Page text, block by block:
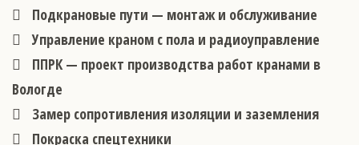
Подкрановые пути — монтаж и обслуживание
Управление краном с пола и радиоуправление
ППРК — проект производства работ кранами в
Вологде
Замер сопротивления изоляции и заземления
Покраска спецтехники